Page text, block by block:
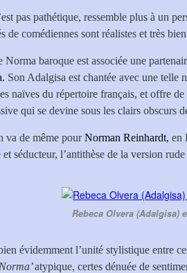
pas pathétique, ressemble plus à un
de comédiennes sont réalistes et très
Norma baroque est associée une
Son Adalgisa est chantée avec une telle
naïves du répertoire français, et offre
qui se devine sous les clairs obscurs
va de même pourNorman Reinhardt, en
et séducteur, l’antithèse de la version
Rebeca Olvera (Adalgisa)
évidemment l’unité stylistique entre
atypique, certes dénuée de